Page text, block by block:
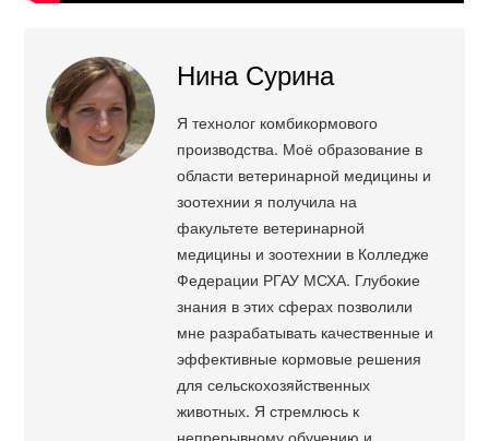
Нина Сурина
Я технолог комбикормового
производства. Моё образование в
области ветеринарной медицины и
зоотехнии я получила на
факультете ветеринарной
медицины и зоотехнии в Колледже
Федерации РГАУ МСХА. Глубокие
знания в этих сферах позволили
мне разрабатывать качественные и
эффективные кормовые решения
для сельскохозяйственных
животных. Я стремлюсь к